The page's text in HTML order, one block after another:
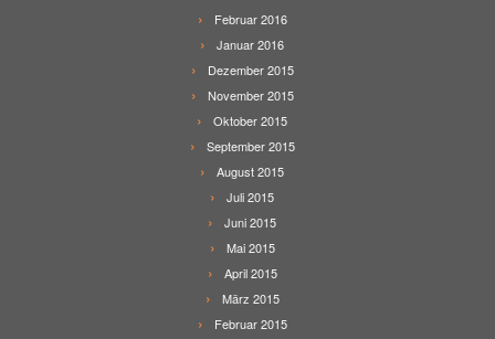
Februar 2016
Januar 2016
Dezember 2015
November 2015
Oktober 2015
September 2015
August 2015
Juli 2015
Juni 2015
Mai 2015
April 2015
März 2015
Februar 2015